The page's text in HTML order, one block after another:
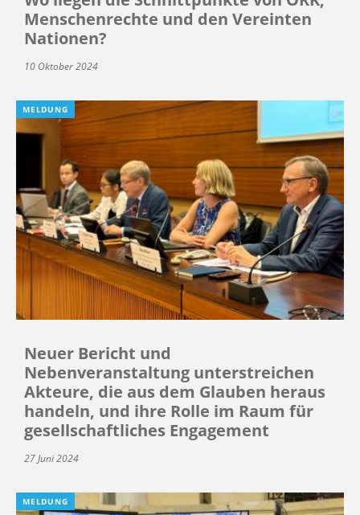
Menschenrechte und den Vereinten
Nationen?
10 Oktober 2024
MELDUNG
Neuer Bericht und
Nebenveranstaltung unterstreichen
Akteure, die aus dem Glauben heraus
handeln, und ihre Rolle im Raum für
gesellschaftliches Engagement
27 Juni 2024
MELDUNG